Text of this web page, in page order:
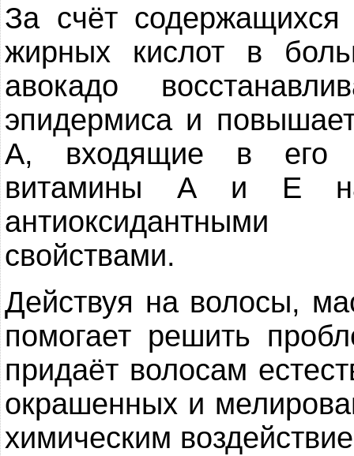
За счёт
жирных кислот в
авокадо
эпидермиса и
А, входящие в его
витамины А и Е
свойствами.
Действуя на волосы,
помогает решить
придаёт волосам
окрашенных и
химическим